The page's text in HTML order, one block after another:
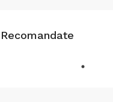
Recomandate